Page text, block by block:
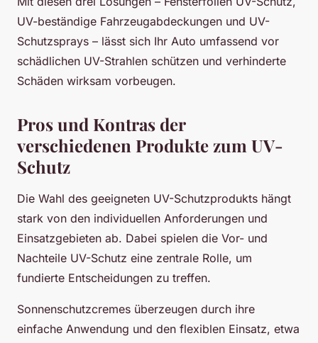
UV-beständige Fahrzeugabdeckungen und UV-
Schutzsprays – lässt sich Ihr Auto umfassend vor
schädlichen UV-Strahlen schützen und verhinderte
Schäden wirksam vorbeugen.
Pros und Kontras der
verschiedenen Produkte zum UV-
Schutz
Die Wahl des geeigneten UV-Schutzprodukts hängt
stark von den individuellen Anforderungen und
Einsatzgebieten ab. Dabei spielen die Vor- und
Nachteile UV-Schutz eine zentrale Rolle, um
fundierte Entscheidungen zu treffen.
Sonnenschutzcremes überzeugen durch ihre
einfache Anwendung und den flexiblen Einsatz, etwa